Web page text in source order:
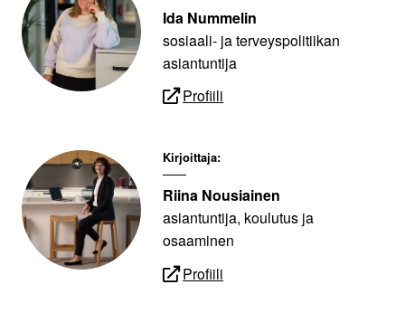
Ida Nummelin
sosiaali- ja terveyspolitiikan
asiantuntija
Profiili
Kirjoittaja:
Riina Nousiainen
asiantuntija, koulutus ja
osaaminen
Profiili